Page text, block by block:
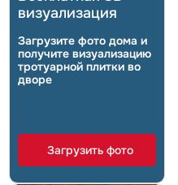
визуализация
Загрузите фото дома и
получите визуализацию
тротуарной плитки во
дворе
Загрузить фото